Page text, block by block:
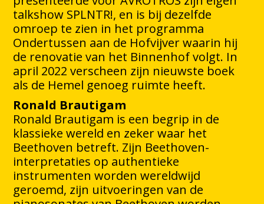
talkshow SPLNTR!, en is bij dezelfde
omroep te zien in het programma
Ondertussen aan de Hofvijver waarin hij
de renovatie van het Binnenhof volgt. In
april 2022 verscheen zijn nieuwste boek
als de Hemel genoeg ruimte heeft.
Ronald Brautigam
Ronald Brautigam is een begrip in de
klassieke wereld en zeker waar het
Beethoven betreft. Zijn Beethoven-
interpretaties op authentieke
instrumenten worden wereldwijd
geroemd, zijn uitvoeringen van de